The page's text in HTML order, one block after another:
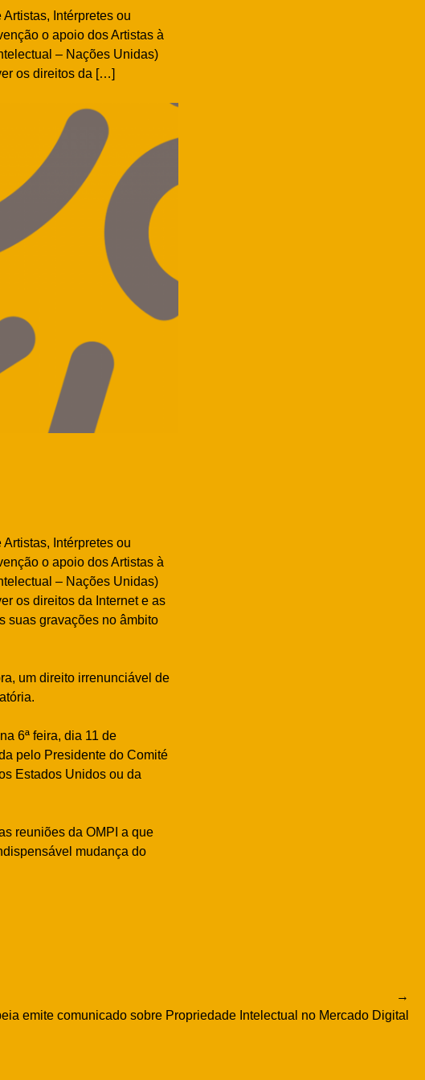
Intérpretes ou
o apoio dos Artistas à
– Nações Unidas)
os direitos da […]
Intérpretes ou
o apoio dos Artistas à
– Nações Unidas)
os direitos da Internet e as
suas gravações no âmbito
um direito irrenunciável de
6ª feira, dia 11 de
pelo Presidente do Comité
Estados Unidos ou da
reuniões da OMPI a que
mudança do
emite comunicado sobre Propriedade Intelectual no Mercado Digital